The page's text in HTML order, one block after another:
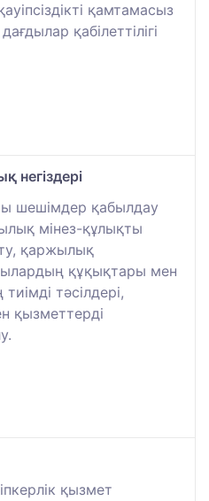
қамтамасыз
қабілеттілігі
негіздері
шешімдер қабылдау
мінез-құлықты
қаржылық
құқықтары мен
тәсілдері,
қызметтерді
қызмет